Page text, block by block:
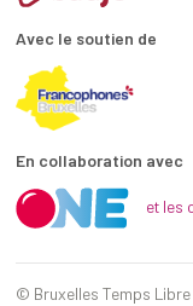
Avec le soutien de
En collaboration avec
et les
© Bruxelles Temps